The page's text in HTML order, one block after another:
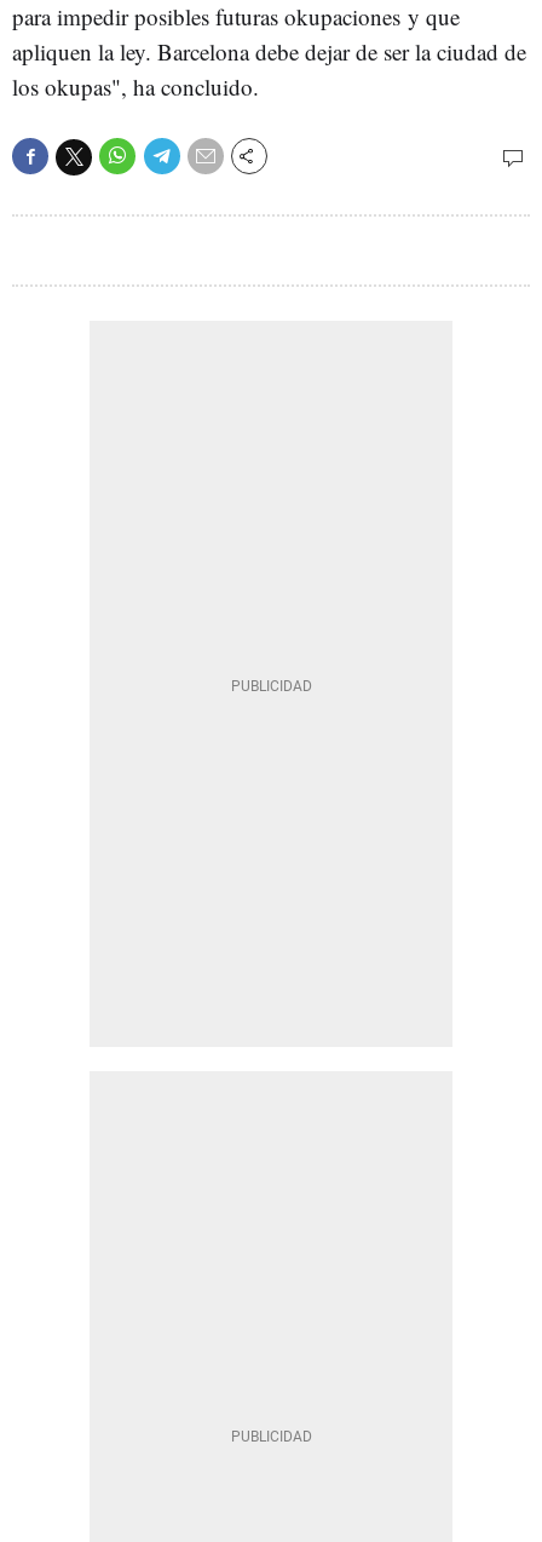
para impedir posibles futuras okupaciones y que
apliquen la ley. Barcelona debe dejar de ser la ciudad de
los okupas", ha concluido.